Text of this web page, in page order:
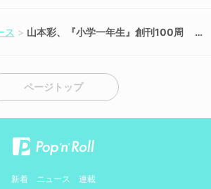
ス
山本彩、『小学一年生』創刊100周
ページトップ
新着 ニュース 連載